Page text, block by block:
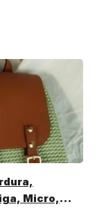
ke serat
Micro,